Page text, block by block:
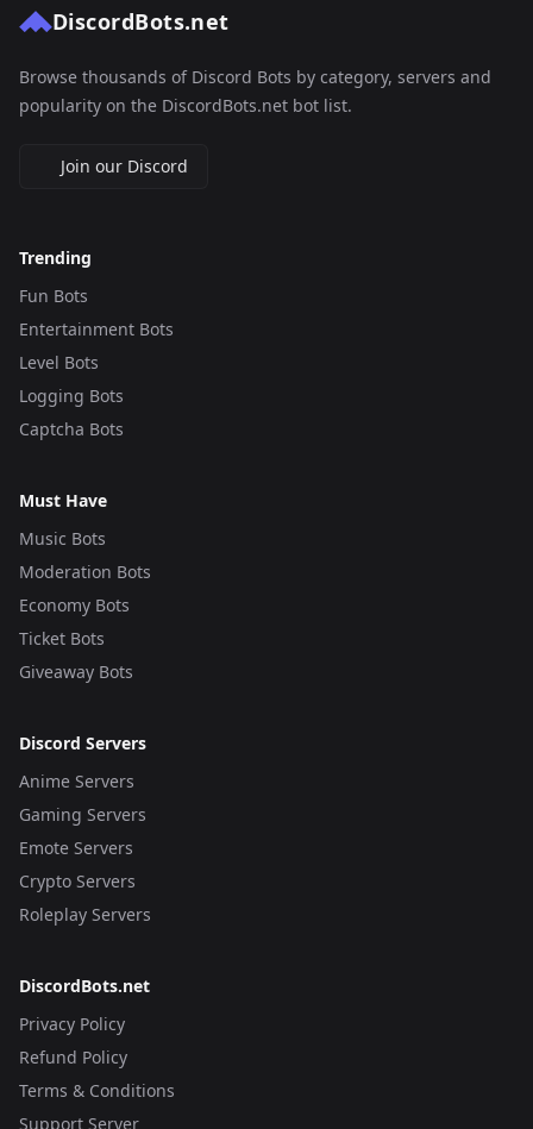
DiscordBots.net
Browse thousands of Discord Bots by category, servers and
popularity on the DiscordBots.net bot list.
Join our Discord
Trending
Fun Bots
Entertainment Bots
Level Bots
Logging Bots
Captcha Bots
Must Have
Music Bots
Moderation Bots
Economy Bots
Ticket Bots
Giveaway Bots
Discord Servers
Anime Servers
Gaming Servers
Emote Servers
Crypto Servers
Roleplay Servers
DiscordBots.net
Privacy Policy
Refund Policy
Terms & Conditions
Support Server